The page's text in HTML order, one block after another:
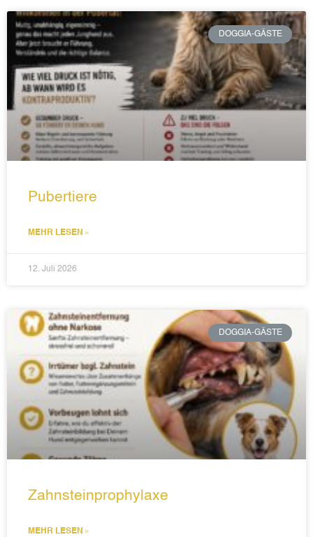
DOGGIA-GÄSTE
Pubertiere
MEHR LESEN »
12. Juli 2026
DOGGIA-GÄSTE
Zahnsteinprophylaxe
MEHR LESEN »